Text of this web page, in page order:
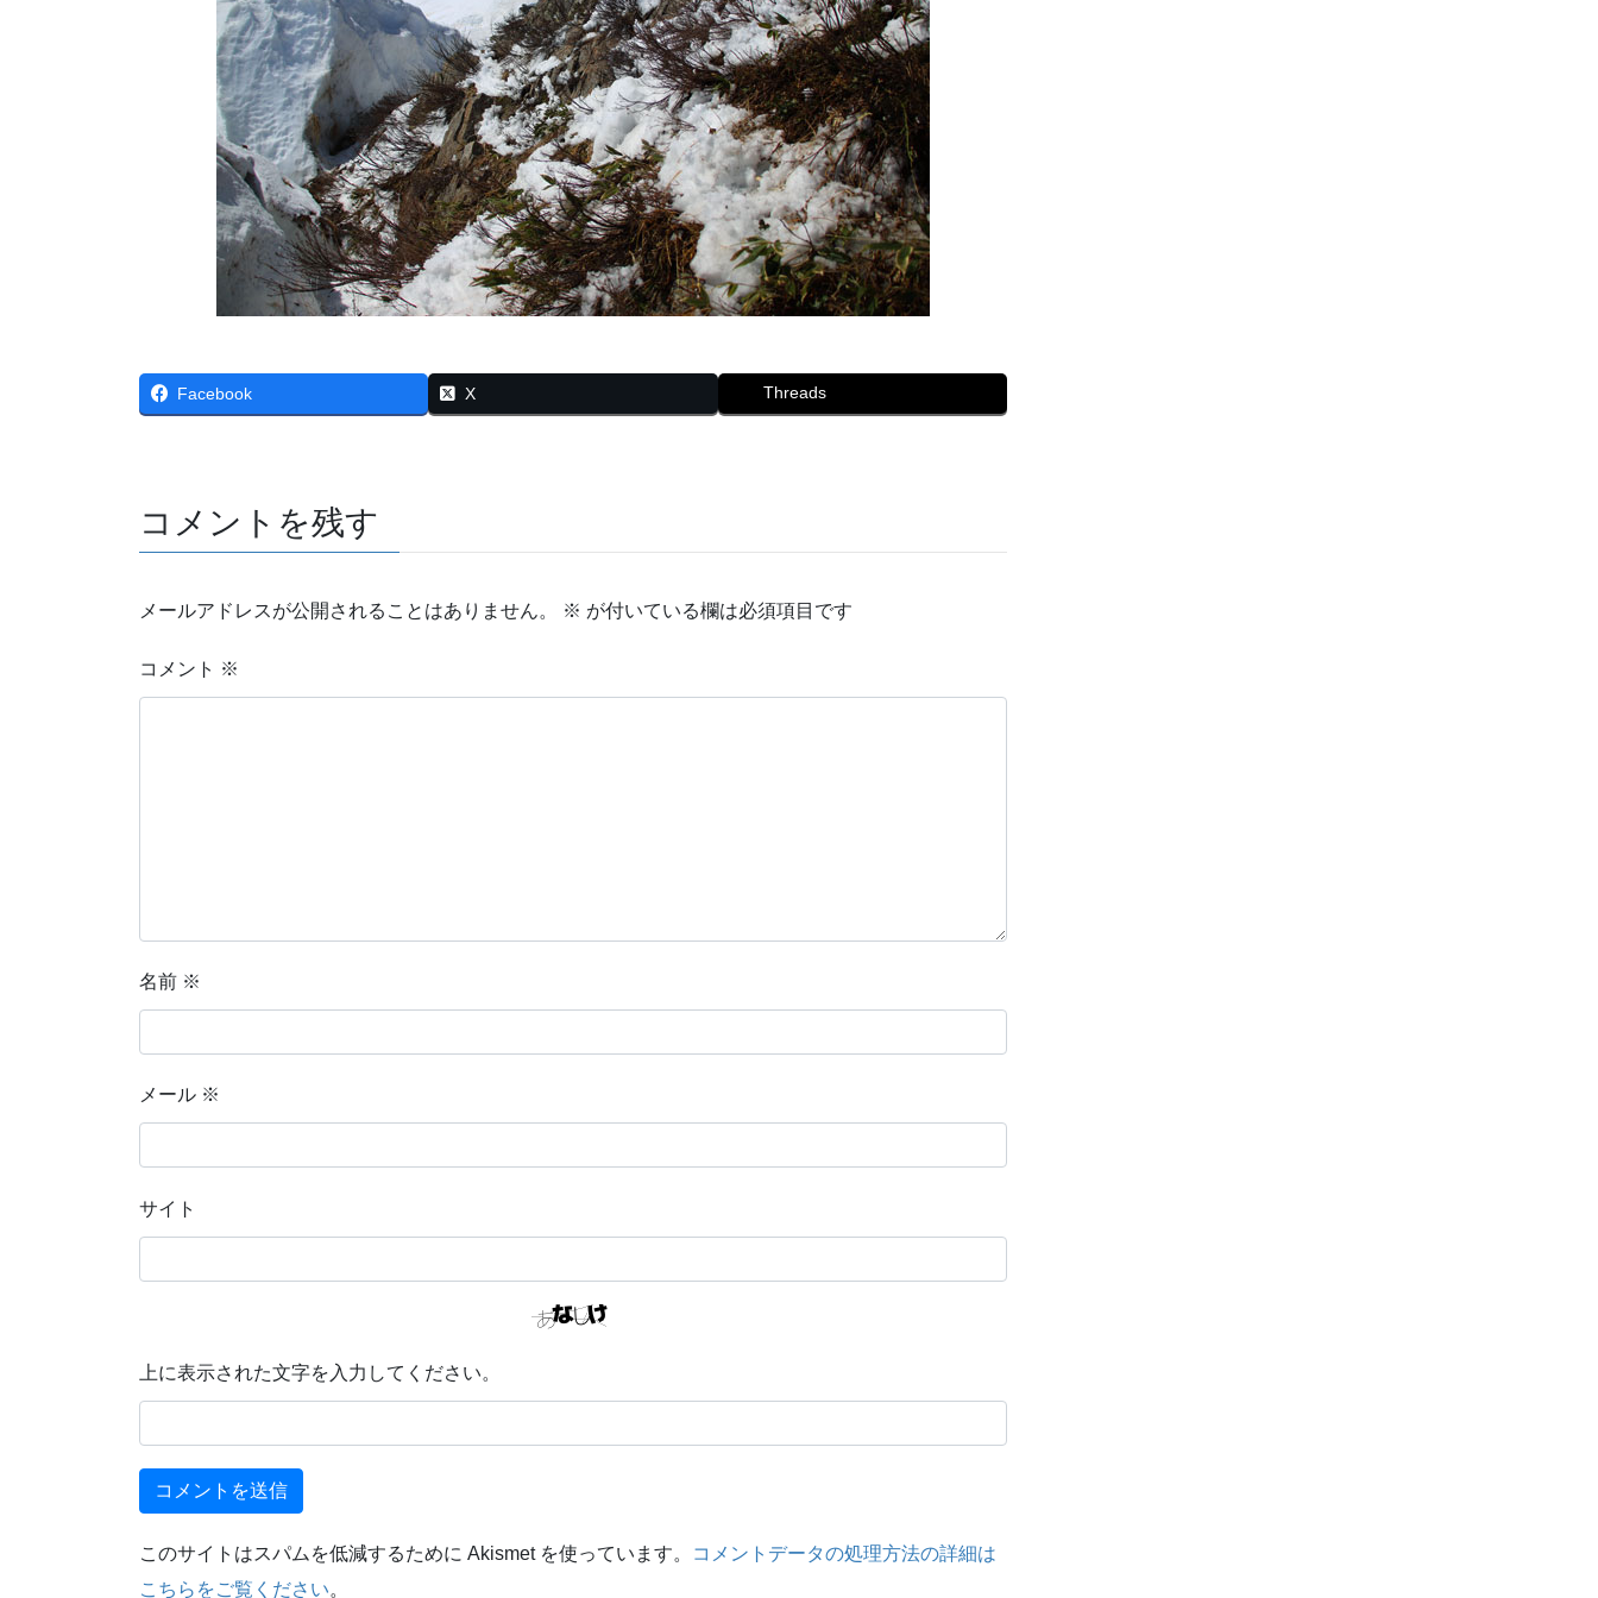
Facebook X Threads
コメントを残す
メールアドレスが公開されることはありません。 ※ が付いている欄は必須項目です
コメント ※
名前 ※
メール ※
サイト
上に表示された文字を入力してください。
このサイトはスパムを低減するために Akismet を使っています。
コメントデータの処理方法の詳細は
こちらをご覧ください。